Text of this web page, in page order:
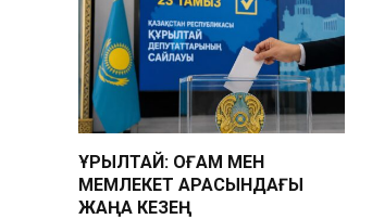
ҚҰРЫЛТАЙ: ҚОҒАМ МЕН
МЕМЛЕКЕТ АРАСЫНДАҒЫ
ЖАҢА КЕЗЕҢ